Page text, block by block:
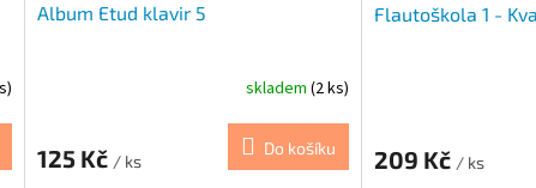
Album Etud klavir 5
skladem (2 ks)
125 Kč / ks
Do košíku
Flautoškola 1 -
209 Kč / ks